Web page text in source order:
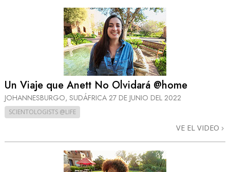
Un Viaje que Anett No Olvidará @home
JOHANNESBURGO, SUDÁFRICA 27 DE JUNIO DEL 2022
SCIENTOLOGISTS @LIFE
VE EL VIDEO